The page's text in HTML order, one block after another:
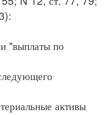
"выплаты по
активы